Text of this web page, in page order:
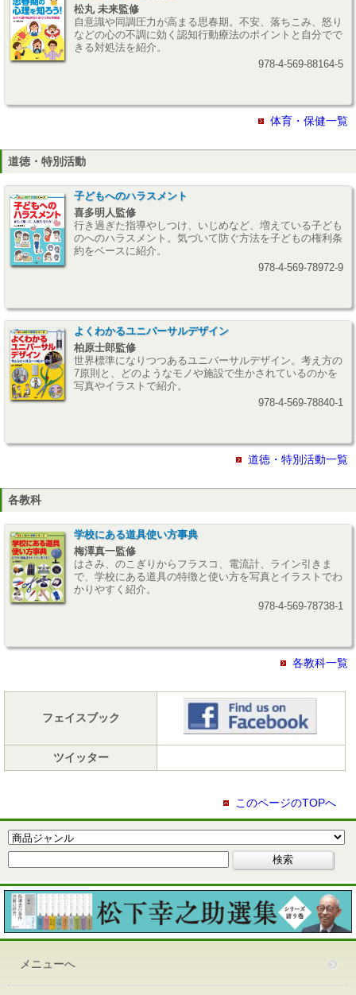
松丸 未来監修
自意識や同調圧力が高まる思春期。不安、落ちこみ、怒り
などの心の不調に効く認知行動療法のポイントと自分でで
きる対処法を紹介。
978-4-569-88164-5
体育・保健一覧
道徳・特別活動
子どもへのハラスメント
喜多明人監修
行き過ぎた指導やしつけ、いじめなど、増えている子ども
のへのハラスメント。気づいて防ぐ方法を子どもの権利条
約をベースに紹介。
978-4-569-78972-9
よくわかるユニバーサルデザイン
柏原士郎監修
世界標準になりつつあるユニバーサルデザイン。考え方の
7原則と、どのようなモノや施設で生かされているのかを
写真やイラストで紹介。
978-4-569-78840-1
道徳・特別活動一覧
各教科
学校にある道具使い方事典
梅澤真一監修
はさみ、のこぎりからフラスコ、電流計、ライン引きま
で、学校にある道具の特徴と使い方を写真とイラストでわ
かりやすく紹介。
978-4-569-78738-1
各教科一覧
フェイスブック
ツイッター
このページのTOPへ
メニューへ